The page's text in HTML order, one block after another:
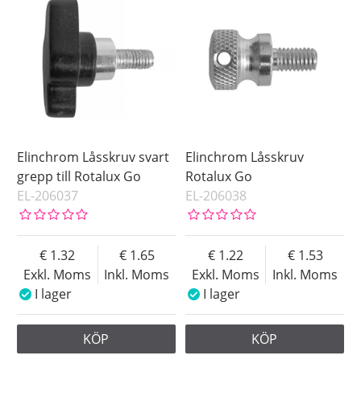
Elinchrom Låsskruv svart
grepp till Rotalux Go
EL-206037
Exkl. Moms
1.32
Inkl. Moms
1.65
I lager
KÖP
Elinchrom Låsskruv
Rotalux Go
EL-206038
Exkl. Moms
1.22
Inkl. Moms
1.53
I lager
KÖP